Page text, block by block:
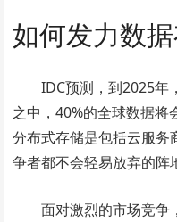
如何发力数
IDC预测，到2025年
之中，40%的全球数据将
分布式存储是包括云服
争者都不会轻易放弃的阵
面对激烈的市场竞争